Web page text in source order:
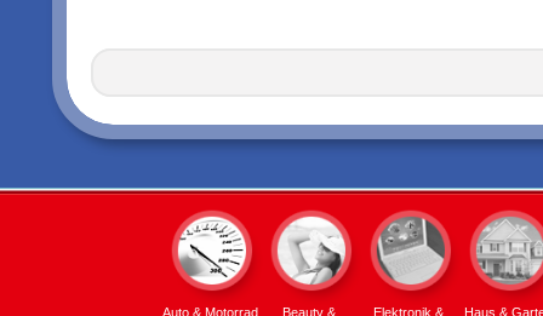
Auto & Motorrad
Beauty &
Elektronik &
Haus &